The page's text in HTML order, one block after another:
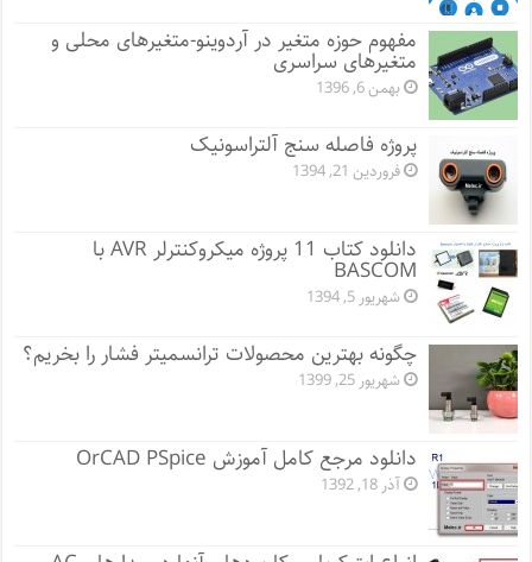
مفهوم حوزه متغیر در آردوینو-متغیرهای محلی و
متغیرهای سراسری
بهمن 6, 1396
پروژه فاصله سنج آلتراسونیک
فروردین 21, 1394
دانلود کتاب 11 پروژه میکروکنترلر AVR با
BASCOM
شهریور 5, 1394
چگونه بهترین محصولات ترانسمیتر فشار را بخریم؟
شهریور 25, 1399
دانلود مرجع کامل آموزش OrCAD PSpice
آذر 18, 1392